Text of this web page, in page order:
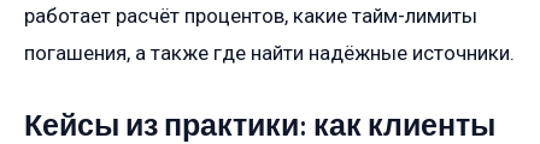
работает расчёт процентов, какие тайм-лимиты
погашения, а также где найти надёжные источники.
Кейсы из практики: как клиенты